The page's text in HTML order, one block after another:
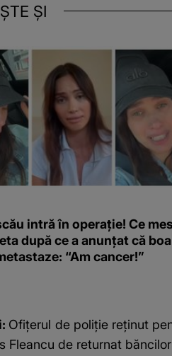
ȘI
intră în operație! Ce
după ce a anunțat că
“Am cancer!”
Ofițerul de poliție reținut
Fleancu de returnat